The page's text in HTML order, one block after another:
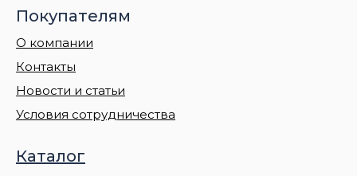
Покупателям
О компании
Контакты
Новости и статьи
Условия сотрудничества
Каталог